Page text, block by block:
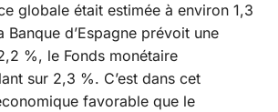
globale était estimée à environ 1,3
d’Espagne prévoit une
%, le Fonds monétaire
sur 2,3 %. C’est dans cet
favorable que le